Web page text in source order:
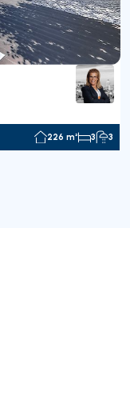
226 m² 3 3